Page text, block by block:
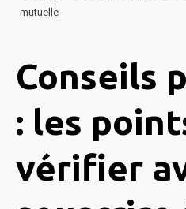
mutuelle
Conseils
: les
vérifier